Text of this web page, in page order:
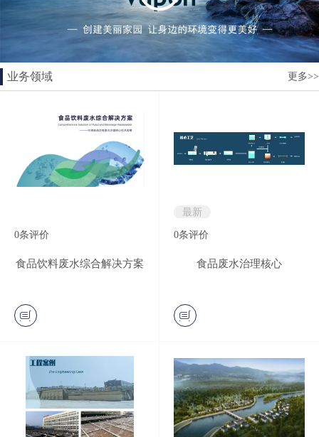
业务领域 更多>>
0条评价
食品饮料废水综合解决方案
最新
0条评价
食品废水治理核心